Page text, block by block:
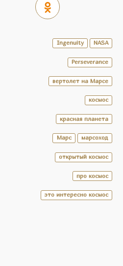
Ingenuity NASA
Perseverance
вертолет на Марсе
космос
красная планета
Марс марсоход
открытый космос
про космос
это интересно космос